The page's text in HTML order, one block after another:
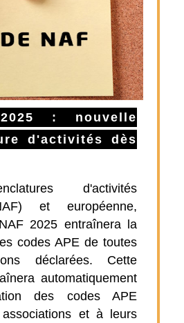
: nouvelle
d'activités dès
d'activités
et européenne,
2025 entraînera la
codes APE de toutes
déclarées. Cette
automatiquement
des codes APE
et à leurs